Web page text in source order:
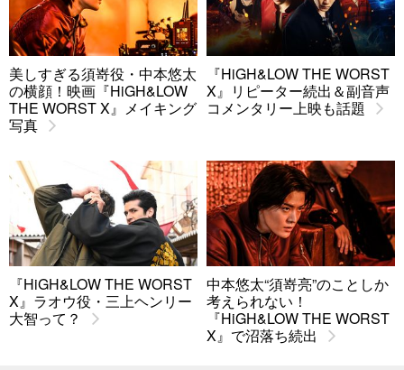
美しすぎる須嵜役・中本悠太
の横顔！映画『HiGH&LOW
THE WORST X』メイキング
写真
『HiGH&LOW THE WORST
X』リピーター続出＆副音声
コメンタリー上映も話題
『HiGH&LOW THE WORST
X』ラオウ役・三上ヘンリー
大智って？
中本悠太“須嵜亮”のことしか
考えられない！
『HiGH&LOW THE WORST
X』で沼落ち続出